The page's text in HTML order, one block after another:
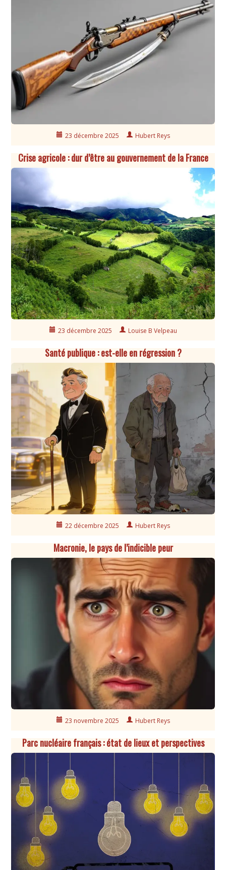
23 décembre 2025 Hubert Reys
Crise agricole : dur d’être au gouvernement de la France
23 décembre 2025 Louise B Velpeau
Santé publique : est-elle en régression ?
22 décembre 2025 Hubert Reys
Macronie, le pays de l’indicible peur
23 novembre 2025 Hubert Reys
Parc nucléaire français : état de lieux et perspectives